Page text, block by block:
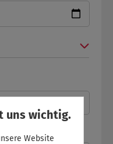
uns wichtig.
Website